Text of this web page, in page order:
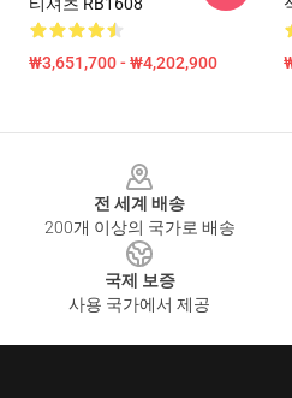
₩3,651,700 - ₩4,202,900
전 세계 배송
200개 이상의 국가로 배송
국제 보증
사용 국가에서 제공